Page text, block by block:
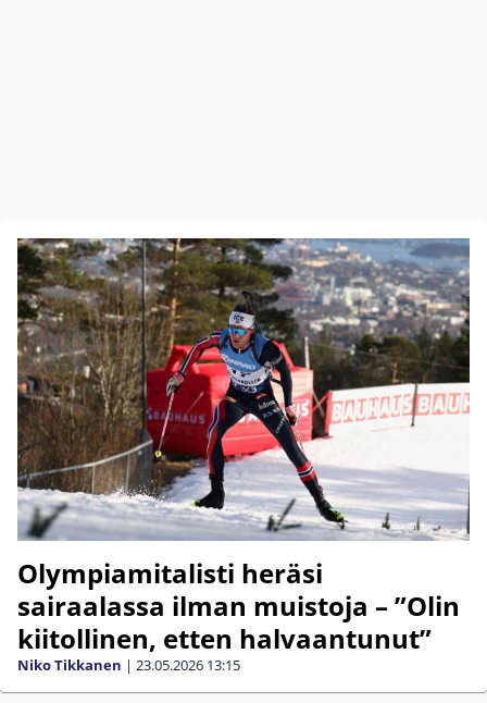
Olympiamitalisti heräsi
sairaalassa ilman muistoja – ”Olin
kiitollinen, etten halvaantunut”
Niko Tikkanen | 23.05.2026 13:15